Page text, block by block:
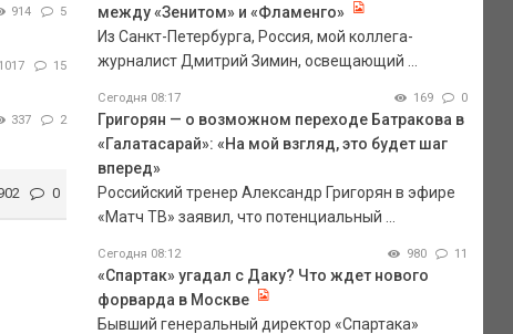
914 5
1017 15
337 2
0
между «Зенитом» и «Фламенго»
Из Санкт-Петербурга, Россия, мой коллега-
журналист Дмитрий Зимин, освещающий ...
Сегодня 08:17 169 0
Григорян — о возможном переходе Батракова в
«Галатасарай»: «На мой взгляд, это будет шаг
вперед»
Российский тренер Александр Григорян в эфире
«Матч ТВ» заявил, что потенциальный ...
Сегодня 08:12 980 11
«Спартак» угадал с Даку? Что ждет нового
форварда в Москве
Бывший генеральный директор «Спартака»